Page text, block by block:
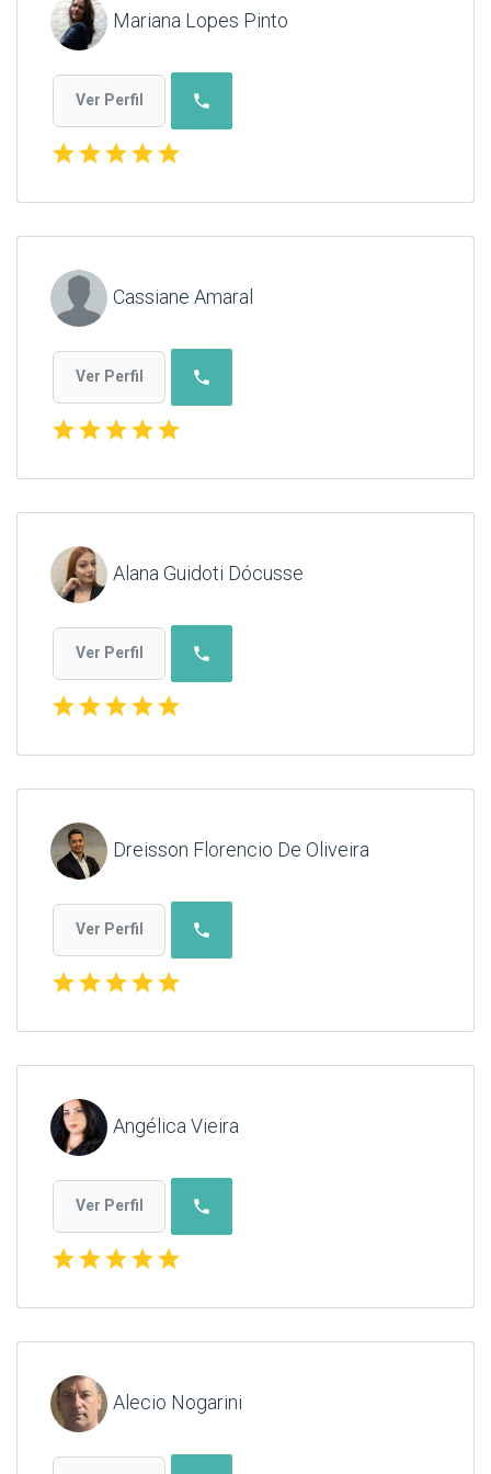
Mariana Lopes Pinto
Ver Perfil phone
starstarstarstarstar
Cassiane Amaral
Ver Perfil phone
starstarstarstarstar
Alana Guidoti Dócusse
Ver Perfil phone
starstarstarstarstar
Dreisson Florencio De Oliveira
Ver Perfil phone
starstarstarstarstar
Angélica Vieira
Ver Perfil phone
starstarstarstarstar
Alecio Nogarini